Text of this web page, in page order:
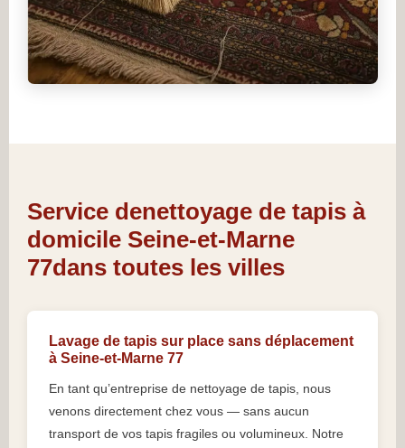
Service denettoyage de tapis à
domicile Seine-et-Marne
77dans toutes les villes
Lavage de tapis sur place sans déplacement
à Seine-et-Marne 77
En tant qu’entreprise de nettoyage de tapis, nous
venons directement chez vous — sans aucun
transport de vos tapis fragiles ou volumineux. Notre